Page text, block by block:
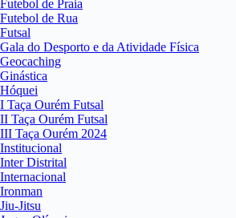
Futebol de Praia
Futebol de Rua
Futsal
Gala do Desporto e da Atividade Física
Geocaching
Ginástica
Hóquei
I Taça Ourém Futsal
II Taça Ourém Futsal
III Taça Ourém 2024
Institucional
Inter Distrital
Internacional
Ironman
Jiu-Jitsu